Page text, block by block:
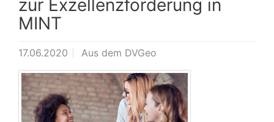
zur Exzellenzförderung in
MINT
17.06.2020 Aus dem DVGeo